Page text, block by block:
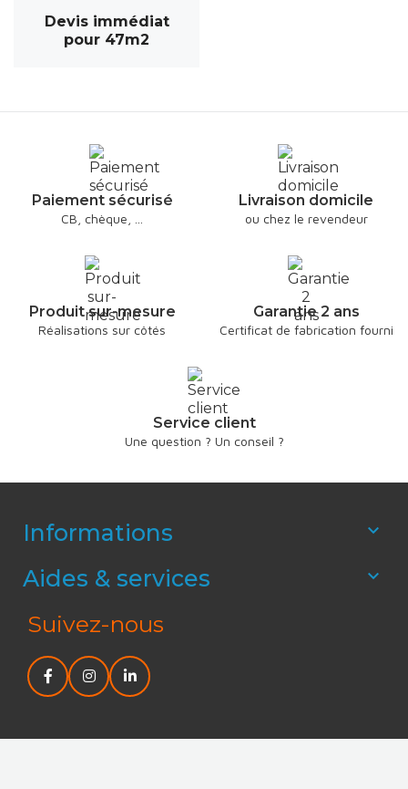
Devis immédiat
pour 47m2
Paiement sécurisé
CB, chèque, ...
Livraison domicile
ou chez le revendeur
Produit sur-mesure
Réalisations sur côtés
Garantie 2 ans
Certificat de fabrication fourni
Service client
Une question ? Un conseil ?
Informations 
Aides & services 
Suivez-nous